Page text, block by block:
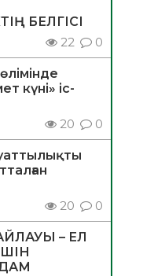
БЕЛГІСІ
22 0
күні» іс-
20 0
20 0
– ЕЛ